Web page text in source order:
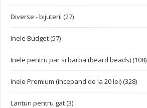
Diverse - bijuterii (27)
Inele Budget (57)
Inele pentru par si barba (beard beads) (108)
Inele Premium (incepand de la 20 lei) (328)
Lanturi pentru gat (3)